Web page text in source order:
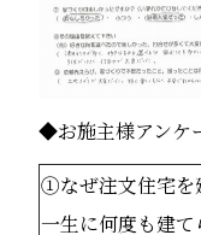
◆お施主様アンケ
①なぜ注文住宅を
一生に何度も建て